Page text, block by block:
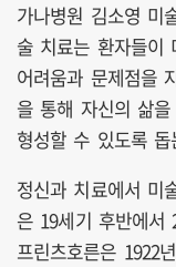
가나병원 김소영 미
술 치료는 환자들이
어려움과 문제점을
을 통해 자신의 삶
형성할 수 있도록
정신과 치료에서 미
은 19세기 후반에서
프린츠호른은 1922